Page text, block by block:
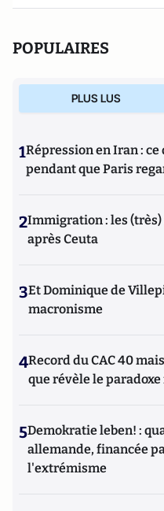
POPULAIRES
PLUS LUS
1Répression en Iran :
pendant que Paris
2Immigration : les
après Ceuta
3Et Dominique de
macronisme
4Record du CAC 40
que révèle le
5Demokratie leben! :
allemande, financée
l'extrémisme